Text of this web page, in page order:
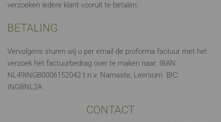
verzoeken iedere klant vooruit te betalen.
BETALING
Vervolgens sturen wij u per email de proforma factuur met het
verzoek het factuurbedrag over te maken naar: IBAN:
NL49INGB0006152042 t.n.v. Namaste, Leersum. BIC:
INGBNL2A
CONTACT